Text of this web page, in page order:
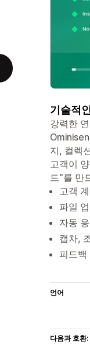
기술적
강력한
지, 컬렉
고객이
드"를 만
고객
파일
자동
캡차,
피드백
언어
다음과 호환: